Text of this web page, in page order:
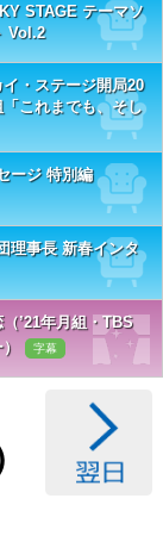
STAGE テーマソ
Vol.2
・ステージ開局20
これまでも、そし
ージ 特別編
理事長 新春インタ
’21年月組・TBS
字幕